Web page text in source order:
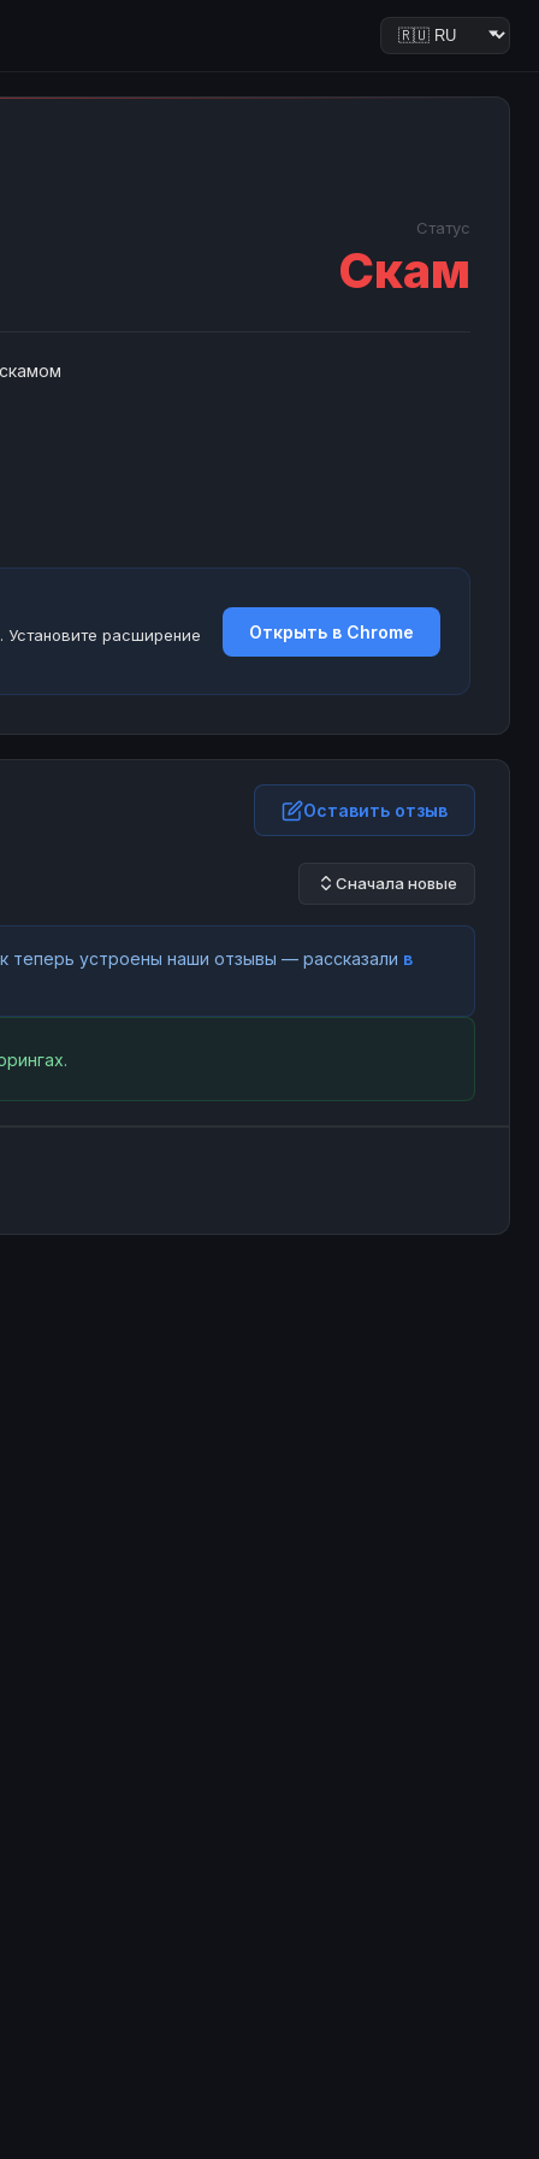
Статус
Скам
Установите расширение Открыть в Chrome
Оставить отзыв
Сначала новые
теперь устроены наши отзывы — рассказали в